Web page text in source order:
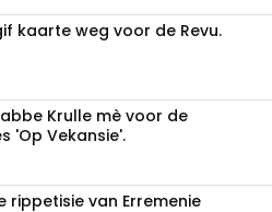
kaarte weg voor de Revu.
Krulle mè voor de
'Op Vekansie'.
rippetisie van Erremenie